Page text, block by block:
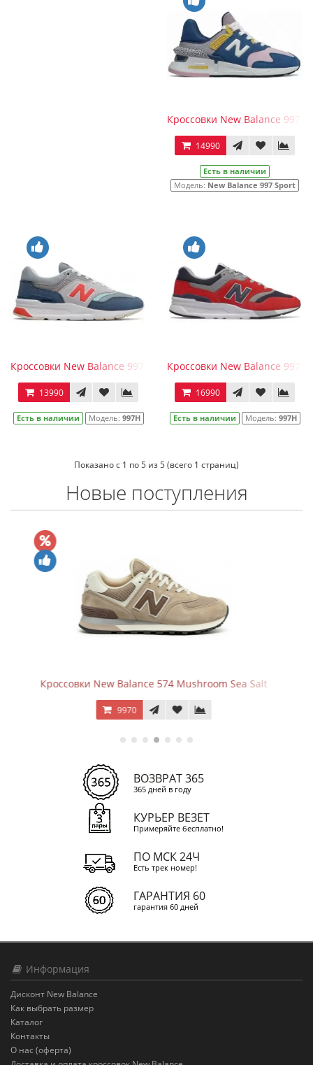
Кроссовки New Balance 997
14990
Есть в наличии
Модель: New Balance 997 Sport
Кроссовки New Balance 997 женские сине-серые (36-41)
13990
Есть в наличии Модель: 997H
Кроссовки New Balance 997
16990
Есть в наличии Модель: 997H
Показано с 1 по 5 из 5 (всего 1 страниц)
Новые поступления
Sea Salt New Balance 9060 Summer Black
10670
ВОЗВРАТ 365
365 дней в году
КУРЬЕР ВЕЗЕТ
Примеряйте бесплатно!
ПО МСК 24Ч
Есть трек номер!
ГАРАНТИЯ 60
гарантия 60 дней
Информация
Дисконт New Balance
Как выбрать размер
Каталог
Контакты
О нас (оферта)